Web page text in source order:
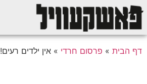
דף הבית » פרסום חרדי » אין ילדים רעים!